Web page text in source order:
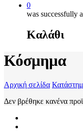
0
was successfully
Καλάθι
Κόσμημα
Αρχική σελίδα
Δεν βρέθηκε κανένα